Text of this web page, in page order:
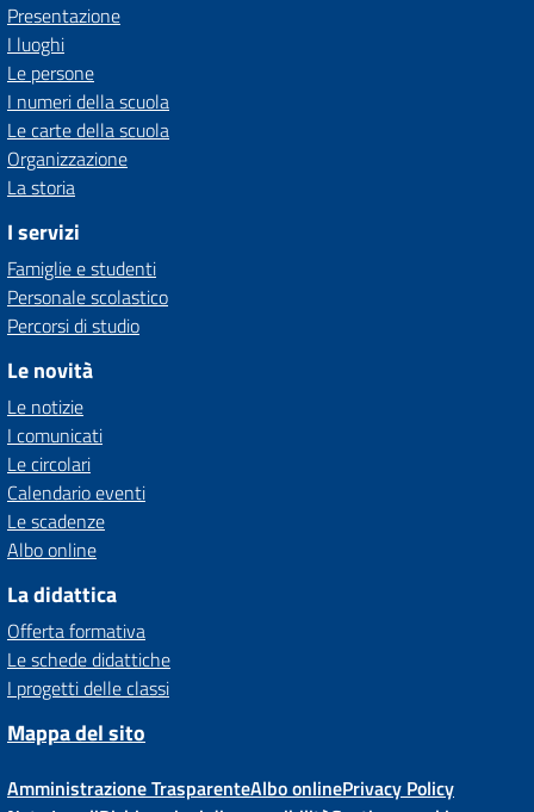
Presentazione
I luoghi
Le persone
I numeri della scuola
Le carte della scuola
Organizzazione
La storia
I servizi
Famiglie e studenti
Personale scolastico
Percorsi di studio
Le novità
Le notizie
I comunicati
Le circolari
Calendario eventi
Le scadenze
Albo online
La didattica
Offerta formativa
Le schede didattiche
I progetti delle classi
Mappa del sito
Amministrazione TrasparenteAlbo onlinePrivacy Policy